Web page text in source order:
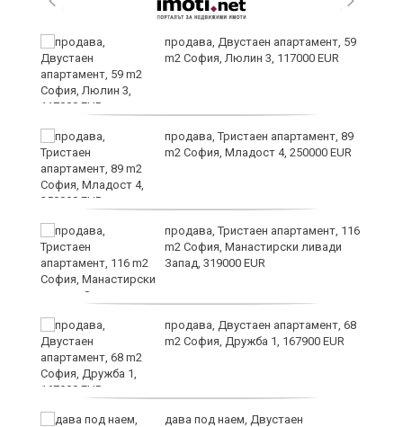
продава, Двустаен апартамент, 59
m2 София, Люлин 3, 117000 EUR
продава, Тристаен апартамент, 89
m2 София, Младост 4, 250000 EUR
продава, Тристаен апартамент, 116
m2 София, Манастирски ливади
Запад, 319000 EUR
продава, Двустаен апартамент, 68
m2 София, Дружба 1, 167900 EUR
дава под наем, Двустаен